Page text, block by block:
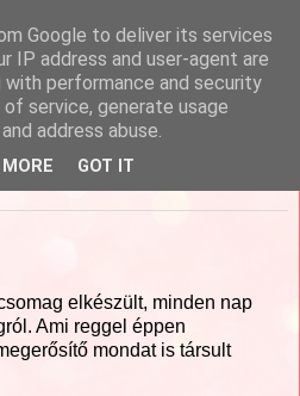
- ÖrömKépek
elkészült, minden nap
Ami reggel éppen
mondat is társult
Google to deliver its services
IP address and user-agent are
with performance and security
service, generate usage
address abuse.
GOT IT